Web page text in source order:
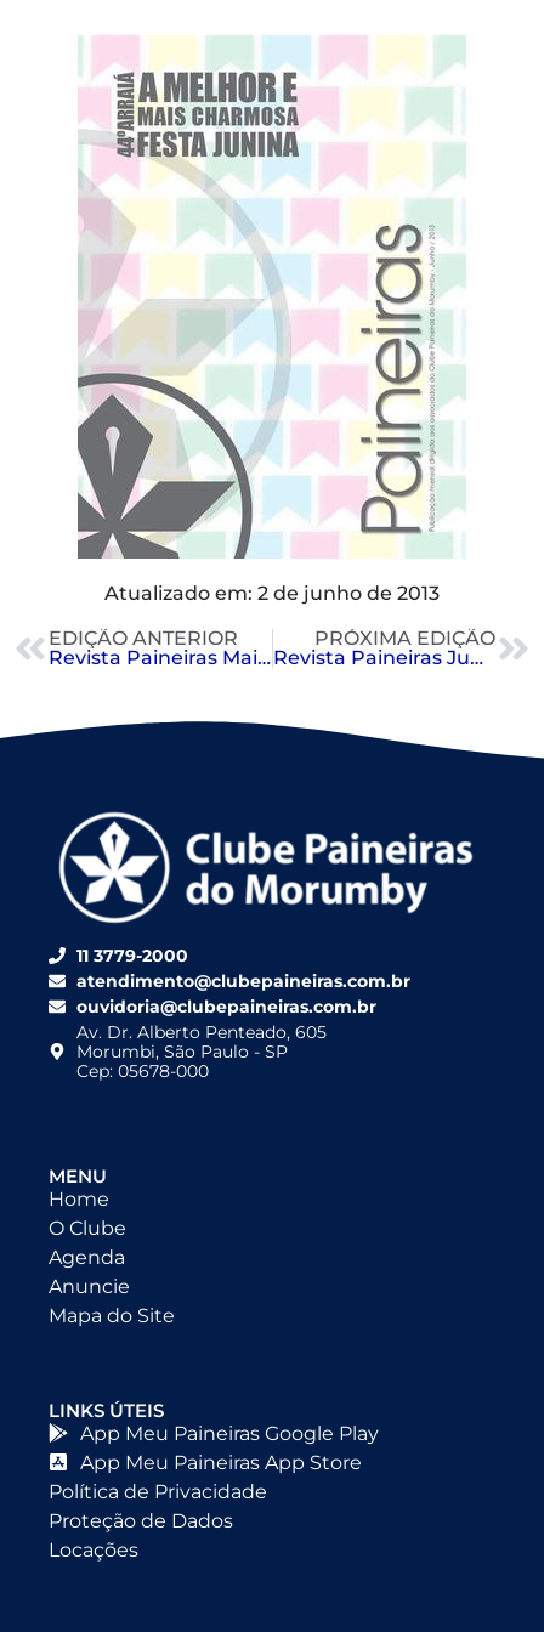
Atualizado em: 2 de junho de 2013
EDIÇÃO ANTERIOR
Revista Paineiras Maio 2013
PRÓXIMA EDIÇÃO
Revista Paineiras Junho 2013 – Eleições
11 3779-2000
atendimento@clubepaineiras.com.br
ouvidoria@clubepaineiras.com.br
Av. Dr. Alberto Penteado, 605
Morumbi, São Paulo - SP
Cep: 05678-000
MENU
Home
O Clube
Agenda
Anuncie
Mapa do Site
LINKS ÚTEIS
App Meu Paineiras Google Play
App Meu Paineiras App Store
Política de Privacidade
Proteção de Dados
Locações